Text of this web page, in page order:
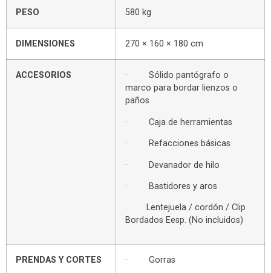
PESO 580 kg
DIMENSIONES 270 × 160 × 180 cm
ACCESORIOS
· Sólido pantógrafo o
marco para bordar lienzos o
paños
· Caja de herramientas
· Refacciones básicas
· Devanador de hilo
· Bastidores y aros
. Lentejuela / cordón / Clip
Bordados Eesp. (No incluidos)
PRENDAS Y CORTES · Gorras